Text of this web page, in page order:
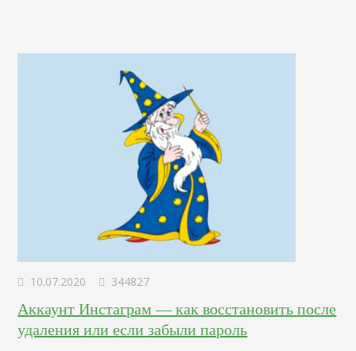
10.07.2020 344827
Аккаунт Инстаграм — как восстановить после
удаления или если забыли пароль